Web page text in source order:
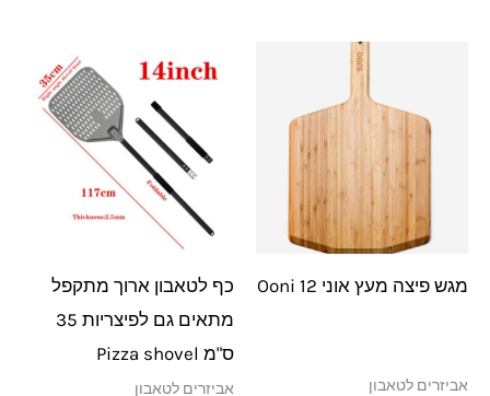
מגש פיצה מעץ אוני 12 Ooni
אביזרים לטאבון
כף לטאבון ארוך מתקפל
מתאים גם לפיצריות 35
ס"מ Pizza shovel
אביזרים לטאבון